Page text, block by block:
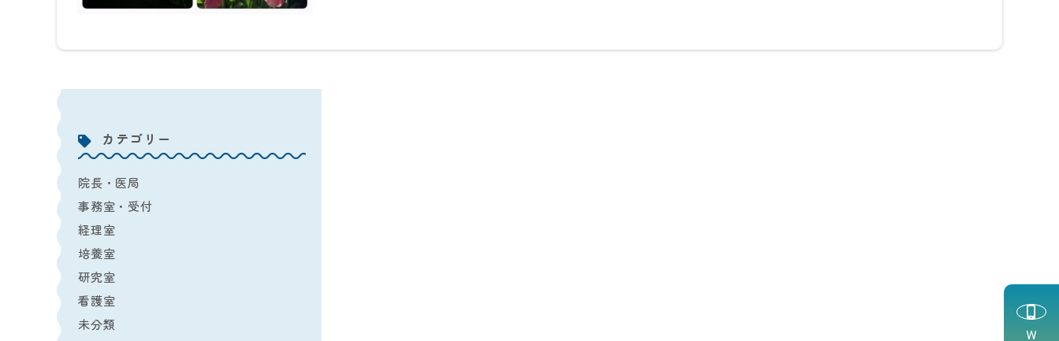
カテゴリー
院長・医局
事務室・受付
経理室
培養室
研究室
看護室
未分類